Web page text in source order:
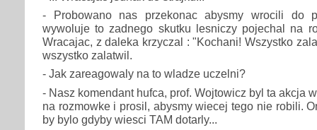
- Probowano nas przekonac abysmy wrocili do
wywoluje to zadnego skutku lesniczy pojechal na
Wracajac, z daleka krzyczal : "Kochani! Wszystko
wszystko zalatwil.
- Jak zareagowaly na to wladze uczelni?
- Nasz komendant hufca, prof. Wojtowicz byl ta akcja
na rozmowke i prosil, abysmy wiecej tego nie robili.
by bylo gdyby wiesci TAM dotarly...